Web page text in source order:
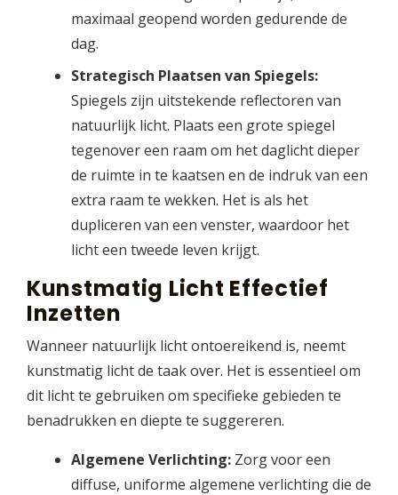
maximaal geopend worden gedurende de
dag.
Strategisch Plaatsen van Spiegels:
Spiegels zijn uitstekende reflectoren van
natuurlijk licht. Plaats een grote spiegel
tegenover een raam om het daglicht dieper
de ruimte in te kaatsen en de indruk van een
extra raam te wekken. Het is als het
dupliceren van een venster, waardoor het
licht een tweede leven krijgt.
Kunstmatig Licht Effectief
Inzetten
Wanneer natuurlijk licht ontoereikend is, neemt
kunstmatig licht de taak over. Het is essentieel om
dit licht te gebruiken om specifieke gebieden te
benadrukken en diepte te suggereren.
Algemene Verlichting:Zorg voor een
diffuse, uniforme algemene verlichting die de